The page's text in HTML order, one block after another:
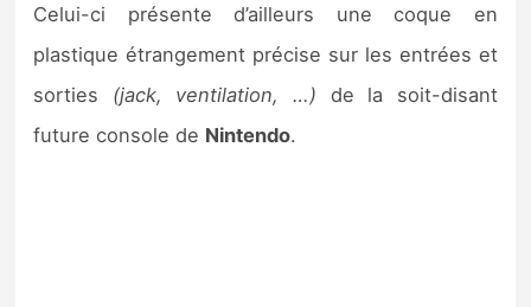
Celui-ci présente d’ailleurs une coque en
plastique étrangement précise sur les entrées et
sorties (jack, ventilation, …) de la soit-disant
future console de Nintendo.